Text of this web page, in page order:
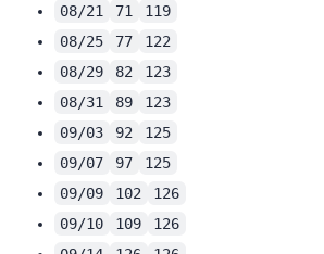
08/21
71
119
08/25
77
122
08/29
82
123
08/31
89
123
09/03
92
125
09/07
97
125
09/09
102
126
09/10
109
126